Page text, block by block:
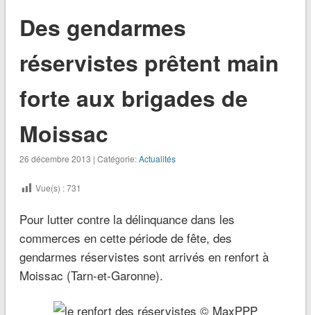
Des gendarmes
réservistes prêtent main
forte aux brigades de
Moissac
26 décembre 2013 | Catégorie:Actualités
Vue(s) :731
Pour lutter contre la délinquance dans les
commerces en cette période de fête, des
gendarmes réservistes sont arrivés en renfort à
Moissac (Tarn-et-Garonne).